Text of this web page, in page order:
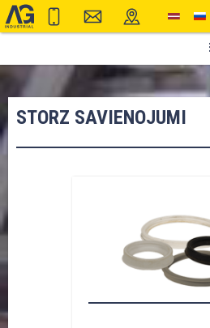
STORZ SAVIENOJUMI